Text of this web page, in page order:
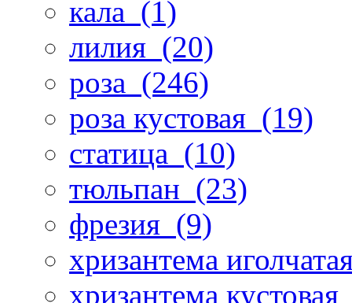
кала (1)
лилия (20)
роза (246)
роза кустовая (19)
статица (10)
тюльпан (23)
фрезия (9)
хризантема
хризантема кустовая